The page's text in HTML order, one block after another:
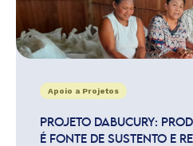
Apoio a Projetos
PROJETO DABUCURY:
É FONTE DE SUSTENTO E